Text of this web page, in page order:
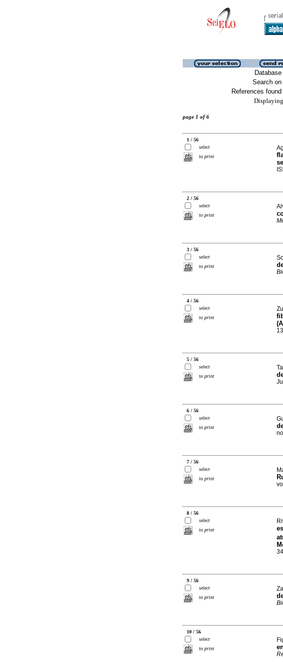
Database
Search on
References found
page 1 of 6
1 / 56
select
to print
2 / 56
select
to print
3 / 56
select
to print
4 / 56
select
to print
5 / 56
select
to print
6 / 56
select
to print
7 / 56
select
to print
8 / 56
select
to print
9 / 56
select
to print
10 / 56
select
to print